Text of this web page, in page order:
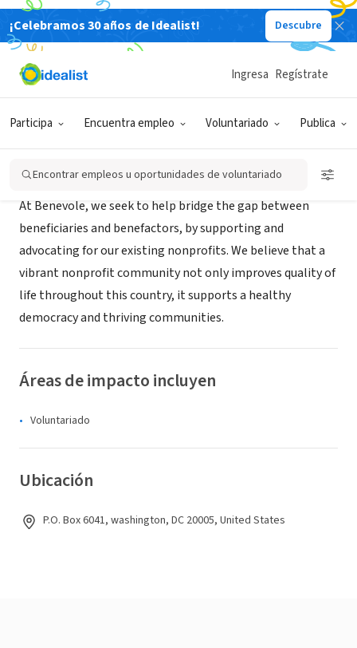
¡Celebramos 30 años de Idealist! Descubre
Participa Encuentra empleo Voluntariado Publica
Ingresa Regístrate
Encontrar empleos u oportunidades de voluntariado
ORGANIZACIÓN SIN FIN DE LUCRO
Benevole, Inc.
At Benevole, we seek to help bridge the gap between
beneficiaries and benefactors, by supporting and
advocating for our existing nonprofits. We believe that a
vibrant nonprofit community not only improves quality of
life throughout this country, it supports a healthy
democracy and thriving communities.
Áreas de impacto incluyen
Voluntariado
Ubicación
P.O. Box 6041, washington, DC 20005, United States